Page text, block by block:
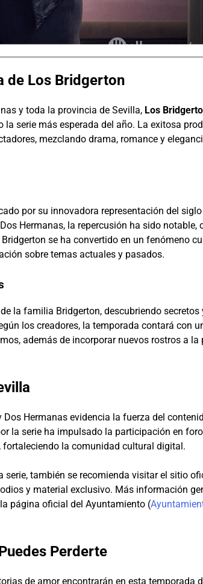
de Los Bridgerton
y toda la provincia de Sevilla, Los
serie más esperada del año. La exitosa
mezclando drama, romance y
por su innovadora representación del siglo
Hermanas, la repercusión ha sido notable,
se ha convertido en un fenómeno
sobre temas actuales y pasados.
la familia Bridgerton, descubriendo secretos
los creadores, la temporada contará con
además de incorporar nuevos rostros a la
Hermanas evidencia la fuerza del
la serie ha impulsado la participación en
la comunidad cultural digital.
serie, también se recomienda visitar el sitio
y material exclusivo. Más información
página oficial del Ayuntamiento (
Perderte
de amor encontrarán en esta temporada